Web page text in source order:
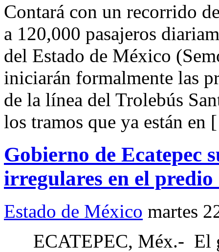
Contará con un recorrido
a 120,000 pasajeros
del Estado de México
iniciarán formalmente las
de la línea del Trolebús
los tramos que ya están
Gobierno de Ecatepec
irregulares en el predio
Estado de México martes
ECATEPEC, Méx.- El